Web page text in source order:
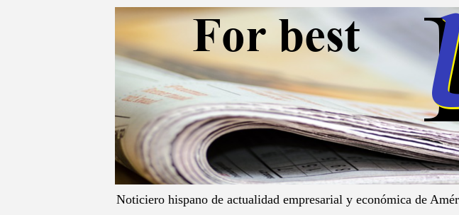
Noticiero hispano de actualidad empresarial y económica de